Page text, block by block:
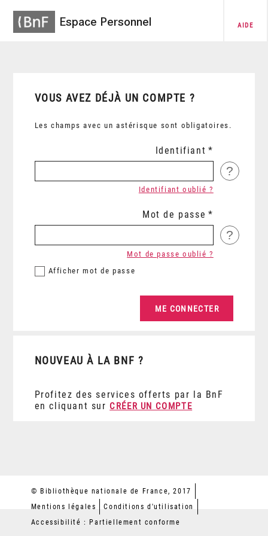
Espace Personnel AIDE
VOUS AVEZ DÉJÀ UN COMPTE ?
Les champs avec un astérisque sont obligatoires.
Identifiant
?
Identifiant oublié ?
Mot de passe
?
Afficher mot de passe
Mot de passe oublié ?
NOUVEAU À LA BNF ?
Profitez des services offerts par la BnF
en cliquant sur CRÉER UN COMPTE
© Bibliothèque nationale de France, 2017
Mentions légales
Conditions d'utilisation
Accessibilité : Partiellement conforme